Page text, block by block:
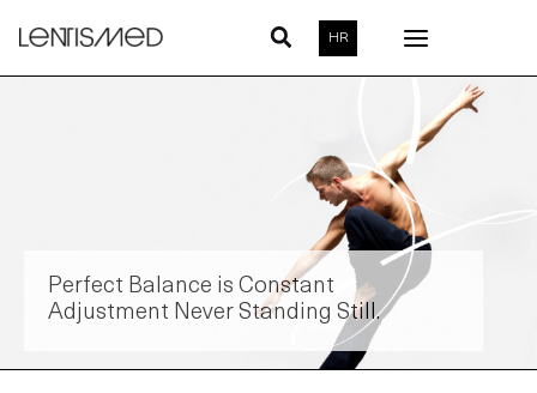
content
HR
Perfect Balance is Constant
Adjustment Never Standing Still.